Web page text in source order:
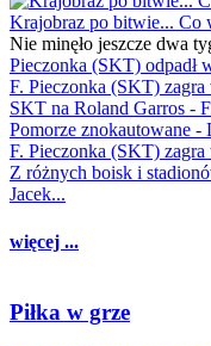
Krajobraz po bitwie... Co
Nie minęło jeszcze dwa
Pieczonka (SKT) odpadł
F. Pieczonka (SKT)
SKT na Roland Garros -
Pomorze znokautowane
F. Pieczonka (SKT)
Z różnych boisk i
Jacek...
więcej ...
Piłka w grze